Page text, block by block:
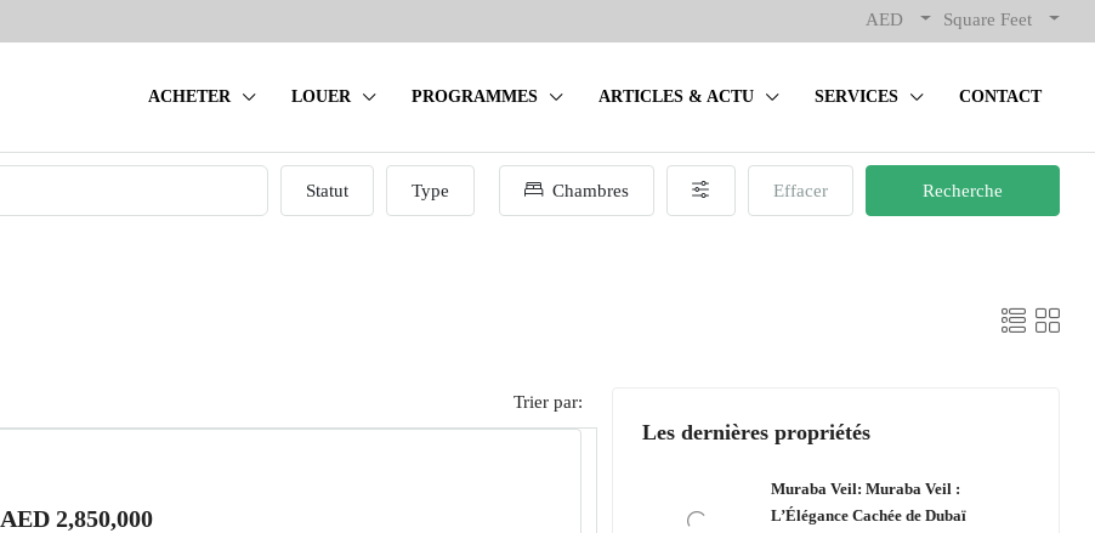
AED Square Feet
ACHETER LOUER PROGRAMMES ARTICLES & ACTU SERVICES CONTACT
Statut Type Chambres Effacer Recherche
Trier par:
AED 2,850,000
Les dernières propriétés
Muraba Veil: Muraba Veil :
L’Élégance Cachée de Dubaï